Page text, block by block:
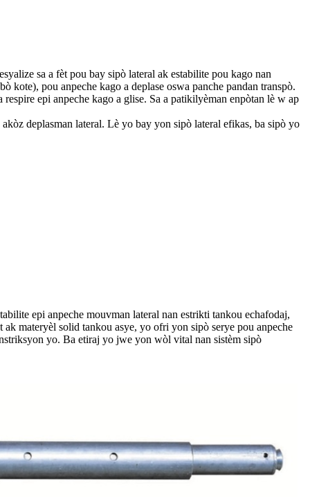
sa a fèt pou bay sipò lateral ak estabilite pou kago nan
pou anpeche kago a deplase oswa panche pandan transpò.
epi anpeche kago a glise. Sa a patikilyèman enpòtan lè w ap
deplasman lateral. Lè yo bay yon sipò lateral efikas, ba sipò yo
epi anpeche mouvman lateral nan estrikti tankou echafodaj,
materyèl solid tankou asye, yo ofri yon sipò serye pou anpeche
yo. Ba etiraj yo jwe yon wòl vital nan sistèm sipò